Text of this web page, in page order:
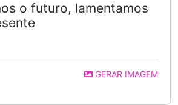
o futuro, lamentamos
GERAR IMAGEM